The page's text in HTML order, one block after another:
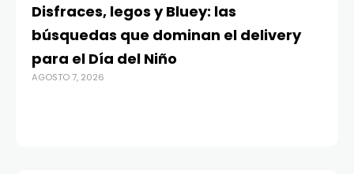
Disfraces, legos y Bluey: las
búsquedas que dominan el delivery
para el Día del Niño
AGOSTO 7, 2026